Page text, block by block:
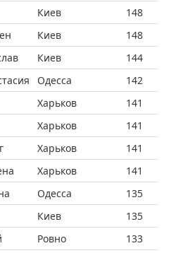
Киев
148
Киев
148
Киев
144
Одесса
142
Харьков
141
Харьков
141
Харьков
141
Харьков
141
Одесса
135
Киев
135
Ровно
133